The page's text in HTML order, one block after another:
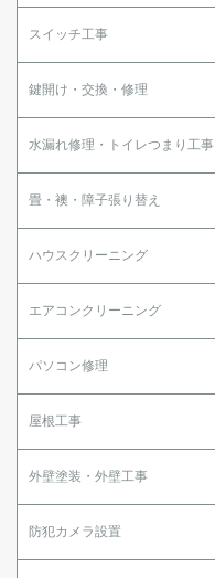
スイッチ工事
鍵開け・交換・修理
水漏れ修理・トイレつまり工事
畳・襖・障子張り替え
ハウスクリーニング
エアコンクリーニング
パソコン修理
屋根工事
外壁塗装・外壁工事
防犯カメラ設置